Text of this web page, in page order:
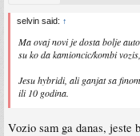
selvin said: ↑
Ma ovaj novi je dosta bolje
su ko da kamioncic/kombi
Jesu hybridi, ali ganjat sa
ili 10 godina.
Vozio sam ga danas, jeste